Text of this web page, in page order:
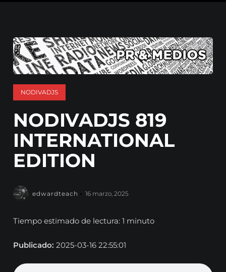
NODIVADJS
NODIVADJS 819
INTERNATIONAL
EDITION
edwardteach 16 marzo, 2025
Tiempo estimado de lectura: 1 minuto
Publicado: 2025-03-16 22:55:01